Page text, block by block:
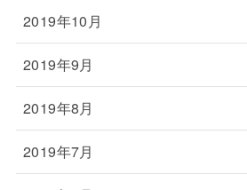
2019年10月
2019年9月
2019年8月
2019年7月